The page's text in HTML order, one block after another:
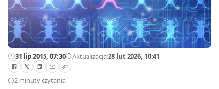
31 lip 2015, 07:30—Aktualizacja:28 lut 2026, 10:41
2 minuty czytania